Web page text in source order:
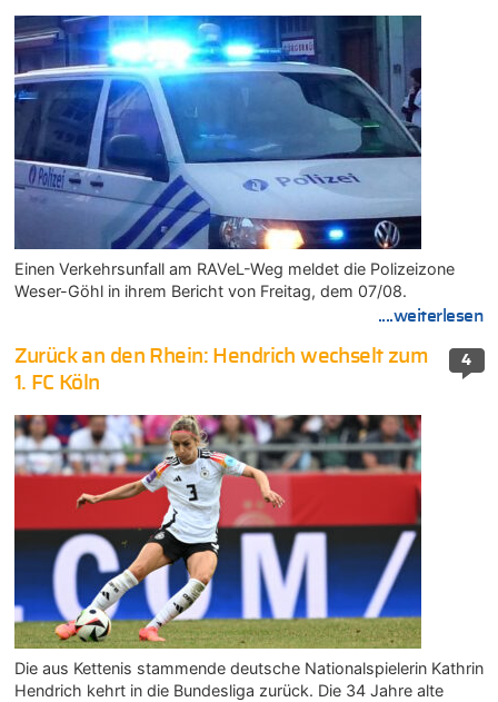
Einen Verkehrsunfall am RAVeL-Weg meldet die Polizeizone
Weser-Göhl in ihrem Bericht von Freitag, dem 07/08.
....weiterlesen
4
Zurück an den Rhein: Hendrich wechselt zum
1. FC Köln
Die aus Kettenis stammende deutsche Nationalspielerin Kathrin
Hendrich kehrt in die Bundesliga zurück. Die 34 Jahre alte